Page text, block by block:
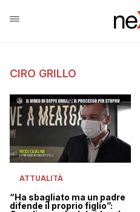
CIRO GRILLO
ATTUALITÀ
“Ha sbagliato ma un padre
difende il proprio figlio”: